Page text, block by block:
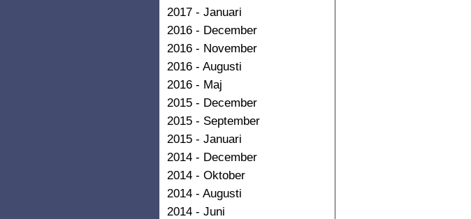
2017 - Januari
2016 - December
2016 - November
2016 - Augusti
2016 - Maj
2015 - December
2015 - September
2015 - Januari
2014 - December
2014 - Oktober
2014 - Augusti
2014 - Juni